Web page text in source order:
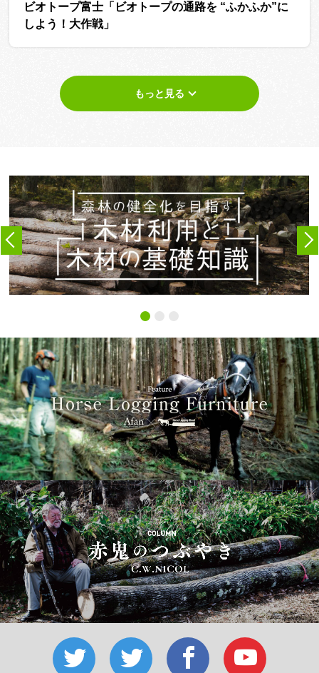
ビオトープ富士「ビオトープの通路を “ふかふか”に
しよう！大作戦」
もっと見る